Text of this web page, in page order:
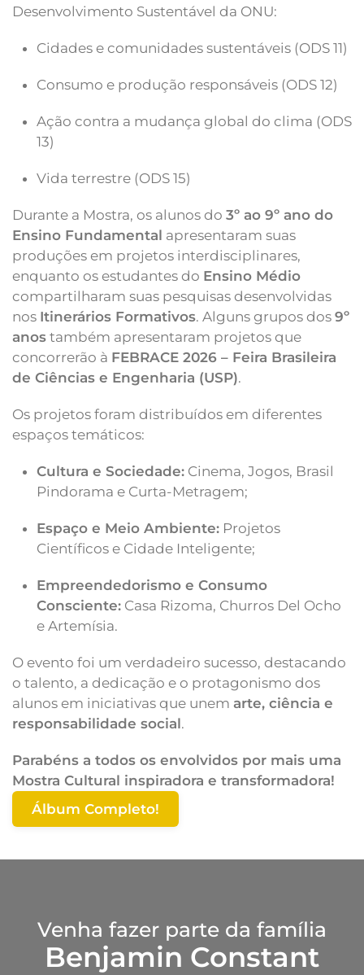
Desenvolvimento Sustentável da ONU:
Cidades e comunidades sustentáveis (ODS 11)
Consumo e produção responsáveis (ODS 12)
Ação contra a mudança global do clima (ODS
13)
Vida terrestre (ODS 15)
Durante a Mostra, os alunos do 3º ao 9º ano do
Ensino Fundamental apresentaram suas
produções em projetos interdisciplinares,
enquanto os estudantes do Ensino Médio
compartilharam suas pesquisas desenvolvidas
nos Itinerários Formativos. Alguns grupos dos 9º
anos também apresentaram projetos que
concorrerão à FEBRACE 2026 – Feira Brasileira
de Ciências e Engenharia (USP).
Os projetos foram distribuídos em diferentes
espaços temáticos:
Cultura e Sociedade: Cinema, Jogos, Brasil
Pindorama e Curta-Metragem;
Espaço e Meio Ambiente: Projetos
Científicos e Cidade Inteligente;
Empreendedorismo e Consumo
Consciente: Casa Rizoma, Churros Del Ocho
e Artemísia.
O evento foi um verdadeiro sucesso, destacando
o talento, a dedicação e o protagonismo dos
alunos em iniciativas que unem arte, ciência e
responsabilidade social.
Parabéns a todos os envolvidos por mais uma
Mostra Cultural inspiradora e transformadora!
Álbum Completo!
Venha fazer parte da família
Benjamin Constant